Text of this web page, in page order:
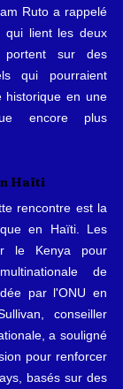
Ruto a rappelé
qui lient les deux
portent sur des
qui pourraient
historique en une
encore plus
Haïti
rencontre est la
en Haïti. Les
le Kenya pour
de
par l'ONU en
conseiller
a souligné
pour renforcer
basés sur des